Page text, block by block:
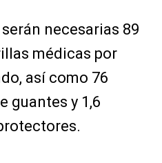
necesarias 89
médicas por
así como 76
guantes y 1,6